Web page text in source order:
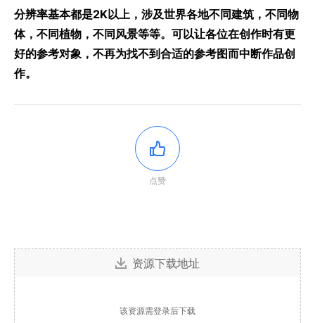
分辨率基本都是2K以上，涉及世界各地不同建筑，不同物
体，不同植物，不同风景等等。可以让各位在创作时有更
好的参考对象，不再为找不到合适的参考图而中断作品创
作。
点赞
资源下载地址
该资源需登录后下载